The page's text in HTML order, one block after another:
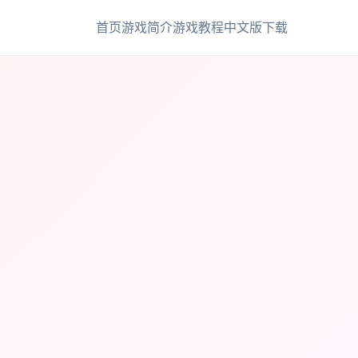
首页游戏简介游戏教程中文版下载